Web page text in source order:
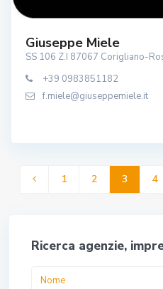
Giuseppe Miele
SS 106 Z.I 87067 Corigliano-
+39 0983851182
f.miele@giuseppemiele.it
1 2 3 4
Ricerca agenzie,